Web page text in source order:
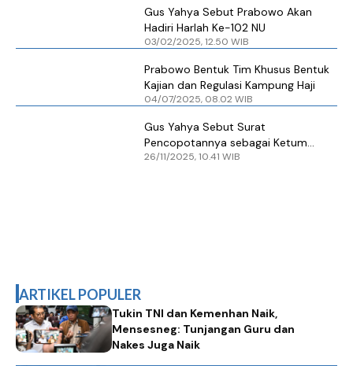
Gus Yahya Sebut Prabowo Akan
Hadiri Harlah Ke-102 NU
03/02/2025, 12.50 WIB
Prabowo Bentuk Tim Khusus Bentuk
Kajian dan Regulasi Kampung Haji
04/07/2025, 08.02 WIB
Gus Yahya Sebut Surat
Pencopotannya sebagai Ketum
PBNU Tidak Sah
26/11/2025, 10.41 WIB
ARTIKEL POPULER
Tukin TNI dan Kemenhan Naik,
Mensesneg: Tunjangan Guru dan
Nakes Juga Naik